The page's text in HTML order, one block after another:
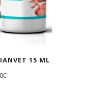
15 ML
€